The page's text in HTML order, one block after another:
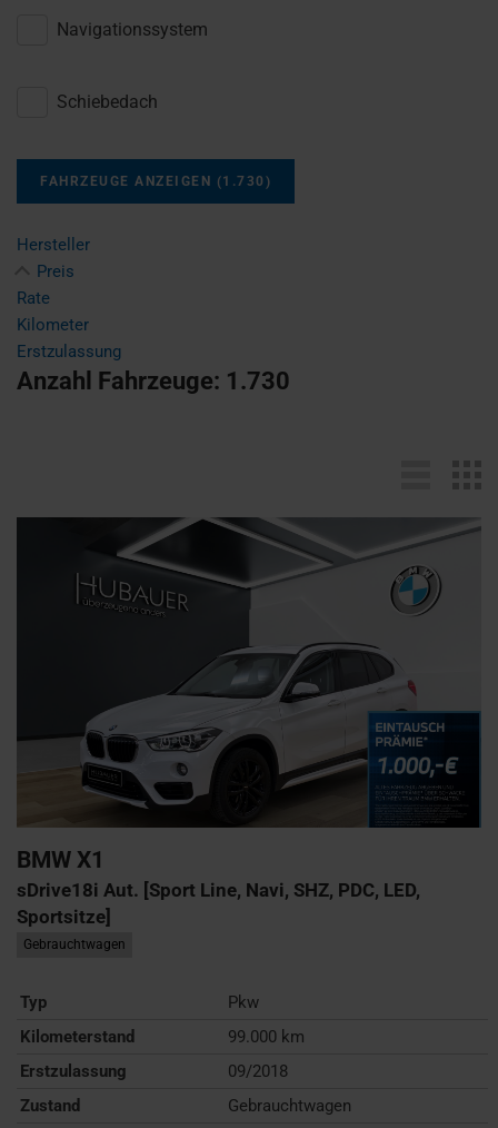
Navigationssystem
Schiebedach
FAHRZEUGE ANZEIGEN (1.730 )
Hersteller
Preis
Rate
Kilometer
Erstzulassung
Anzahl Fahrzeuge: 1.730
BMW X1
sDrive18i Aut. [Sport Line, Navi, SHZ, PDC, LED,
Sportsitze]
Gebrauchtwagen
Typ
Pkw
Kilometerstand
99.000 km
Erstzulassung
09/2018
Zustand
Gebrauchtwagen